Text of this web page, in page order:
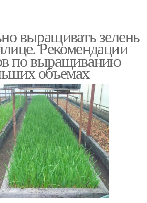
выращивать зелень
Рекомендации
по выращиванию
объемах